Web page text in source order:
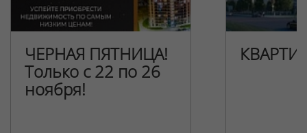
ЧЕРНАЯ ПЯТНИЦА!
Только с 22 по 26
ноября!